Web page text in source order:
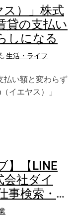
）」株式
貸の支払い
しになる
,生活・ライフ
払い額と変わらず
イエヤス）」
】【LINE
社ダイ
事検索・紹